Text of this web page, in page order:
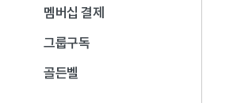
멤버십 결제
그룹구독
골든벨